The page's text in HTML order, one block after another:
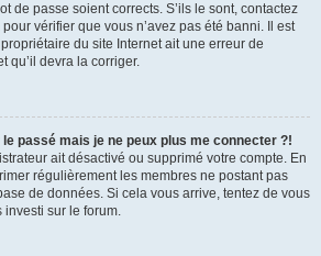
de passe soient corrects. S’ils le sont, contactez
vérifier que vous n’avez pas été banni. Il est
du site Internet ait une erreur de
qu’il devra la corriger.
passé mais je ne peux plus me connecter ?!
ait désactivé ou supprimé votre compte. En
régulièrement les membres ne postant pas
de données. Si cela vous arrive, tentez de vous
investi sur le forum.